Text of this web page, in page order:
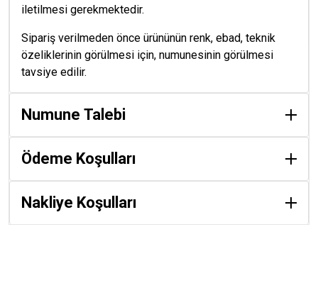
iletilmesi gerekmektedir.
Sipariş verilmeden önce ürününün renk, ebad, teknik
özeliklerinin görülmesi için, numunesinin görülmesi
tavsiye edilir.
Numune Talebi
Ödeme Koşulları
Nakliye Koşulları